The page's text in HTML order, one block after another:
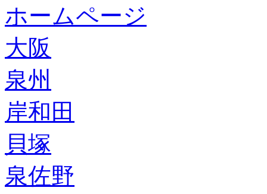
ホームページ
大阪
泉州
岸和田
貝塚
泉佐野